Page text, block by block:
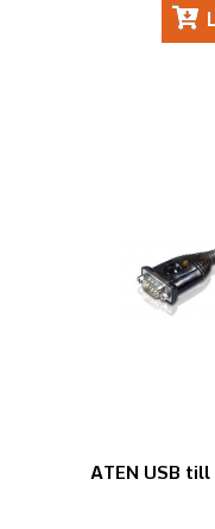
ATEN USB